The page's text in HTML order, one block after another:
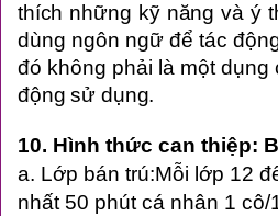
thích những kỹ năng và ý
dùng ngôn ngữ để tác
đó không phải là một
động sử dụng.
10. Hình thức can thiệp:
a. Lớp bán trú:Mỗi lớp 12
nhất 50 phút cá nhân 1